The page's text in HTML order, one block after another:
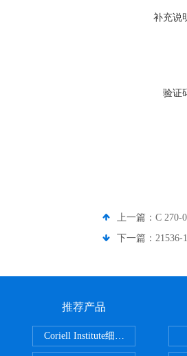
补充说
验证
上一篇： C 270-
下一篇： 21536-
推荐产品